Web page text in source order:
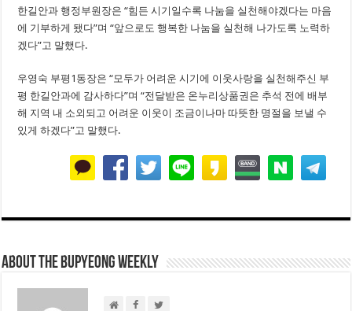
한길안과 행정부원장은 “힘든 시기일수록 나눔을 실천해야겠다는 마음
에 기부하게 됐다”며 “앞으로도 행복한 나눔을 실천해 나가도록 노력하
겠다”고 말했다.
우영숙 부평1동장은 “모두가 어려운 시기에 이웃사랑을 실천해주신 부
평 한길안과에 감사하다”며 “전달받은 온누리상품권은 추석 전에 배부
해 지역 내 소외되고 어려운 이웃이 조금이나마 따뜻한 명절을 보낼 수
있게 하겠다”고 말했다.
About THE BUPYEONG WEEKLY